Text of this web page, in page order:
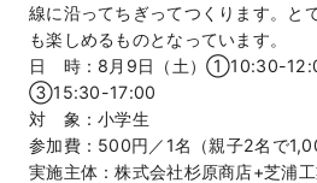
線に沿ってちぎってつくります。と
も楽しめるものとなっています。
日 時：8月9日（土）①10:30-
③15:30-17:00
対 象：小学生
参加費：500円／1名（親子2名で
実施主体：株式会社杉原商店+芝浦